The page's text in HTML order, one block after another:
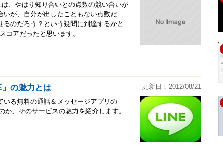
、やはり知り合いとの点数の競い合いが
が、自分が出したこともない点数だ
のだろう？という疑問に到達するかと
コアだったと思います。
の魅力とは
更新日：2012/08/21
る無料の通話＆メッセージアプリの
か、そのサービスの魅力を紹介します。